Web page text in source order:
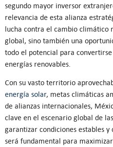
segundo mayor inversor
relevancia de esta alianza
lucha contra el cambio climático
global, sino también una
todo el potencial para
energías renovables.
Con su vasto territorio
energía solar, metas climáticas
de alianzas internacionales,
clave en el escenario global de
garantizar condiciones estables
será fundamental para